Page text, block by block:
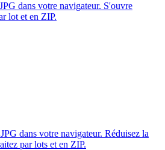
dans votre navigateur. S'ouvre
lot et en ZIP.
dans votre navigateur. Réduisez la
par lots et en ZIP.